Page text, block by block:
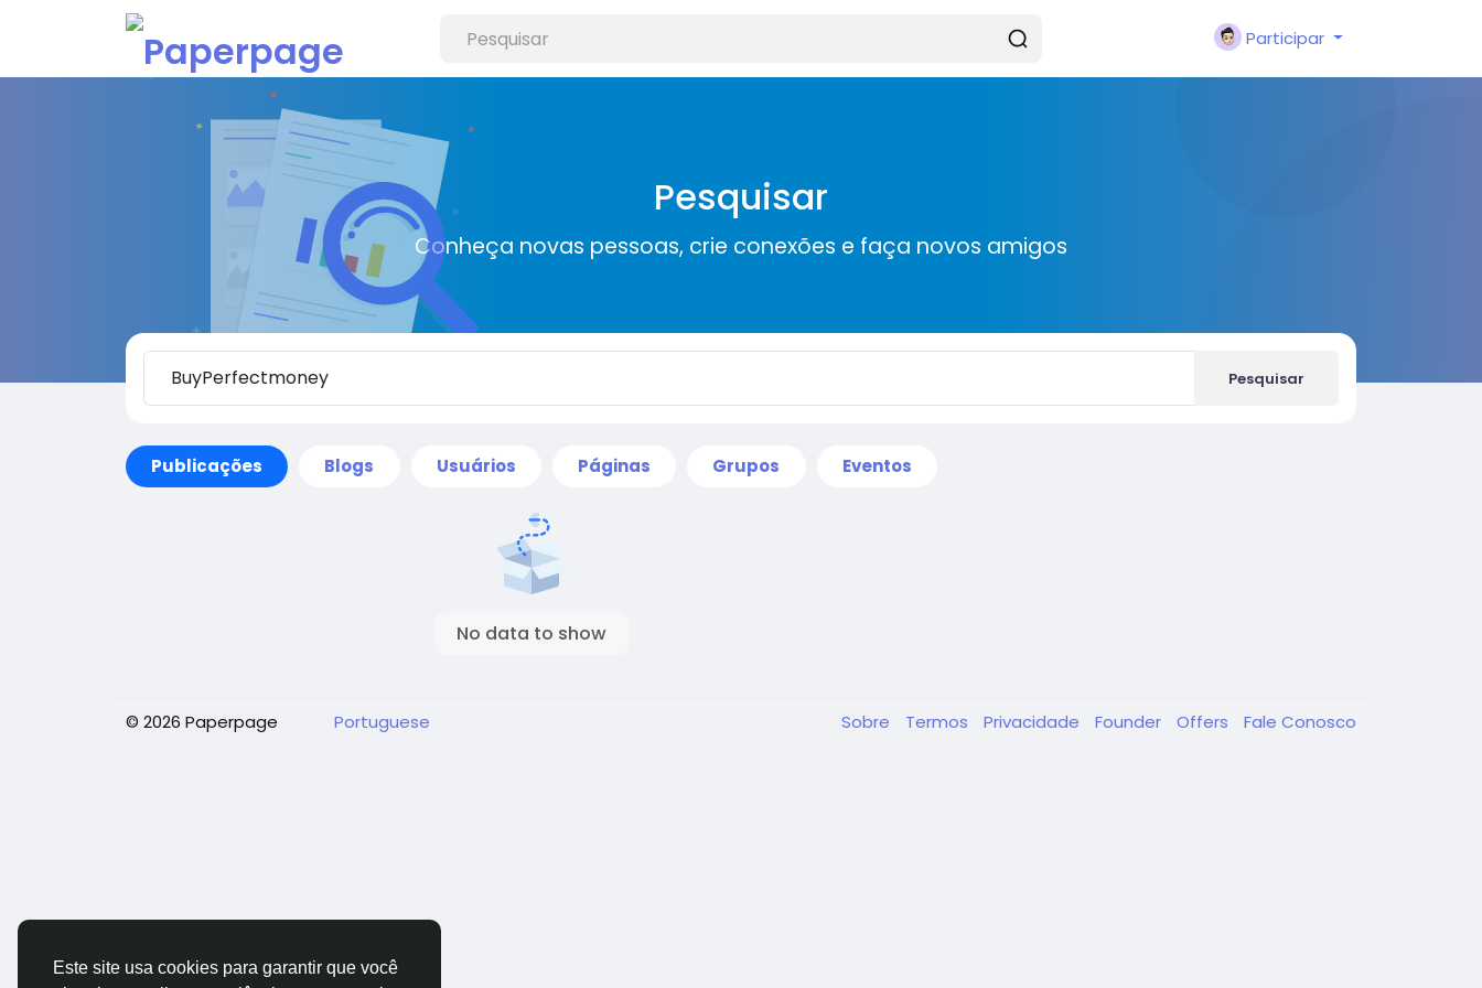
Este site usa cookies para garantir que você
Participar
Pesquisar
Conheça novas pessoas, crie conexões e faça novos amigos
Pesquisar
Publicações Blogs Usuários Páginas Grupos Eventos
No data to show
© 2026 Paperpage Portuguese Sobre Termos Privacidade Founder Offers Fale Conosco